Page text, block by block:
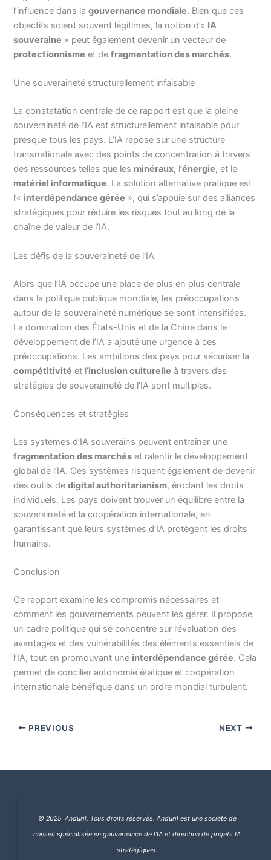
l’influence dans lagouvernance mondiale. Bien que ces
objectifs soient souvent légitimes, la notion d’« IA
souveraine » peut également devenir un vecteur de
protectionnisme et defragmentation des marchés.
Une souveraineté structurellement infaisable
La constatation centrale de ce rapport est que la pleine
souveraineté de l’IA est structurellement infaisable pour
presque tous les pays. L’IA repose sur une structure
transnationale avec des points de concentration à travers
des ressources telles que les minéraux, l’énergie, et le
matériel informatique. La solution alternative pratique est
l’« interdépendance gérée », qui s’appuie sur des alliances
stratégiques pour réduire les risques tout au long de la
chaîne de valeur de l’IA.
Les défis de la souveraineté de l’IA
Alors que l’IA occupe une place de plus en plus centrale
dans la politique publique mondiale, les préoccupations
autour de la souveraineté numérique se sont intensifiées.
La domination des États-Unis et de la Chine dans le
développement de l’IA a ajouté une urgence à ces
préoccupations. Les ambitions des pays pour sécuriser la
compétitivité et l’inclusion culturelle à travers des
stratégies de souveraineté de l’IA sont multiples.
Conséquences et stratégies
Les systèmes d’IA souverains peuvent entraîner une
fragmentation des marchés et ralentir le développement
global de l’IA. Ces systèmes risquent également de devenir
des outils dedigital authoritarianism, érodant les droits
individuels. Les pays doivent trouver un équilibre entre la
souveraineté et la coopération internationale, en
garantissant que leurs systèmes d’IA protègent les droits
humains.
Conclusion
Ce rapport examine les compromis nécessaires et
comment les gouvernements peuvent les gérer. Il propose
un cadre politique qui se concentre sur l’évaluation des
avantages et des vulnérabilités des éléments essentiels de
l’IA, tout en promouvant une interdépendance gérée. Cela
permet de concilier autonomie étatique et coopération
internationale bénéfique dans un ordre mondial turbulent.
PREVIOUS NEXT
© 2025 Anduril. Tous droits réservés. Anduril est une société de
conseil spécialisée en gouvernance de l’IA et direction de projets IA
stratégiques.